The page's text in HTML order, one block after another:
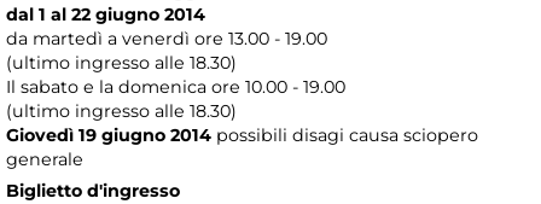
dal 1 al 22 giugno 2014
da martedì a venerdì ore 13.00 - 19.00
(ultimo ingresso alle 18.30)
Il sabato e la domenica ore 10.00 - 19.00
(ultimo ingresso alle 18.30)
Giovedì 19 giugno 2014 possibili disagi causa sciopero
generale
Biglietto d'ingresso